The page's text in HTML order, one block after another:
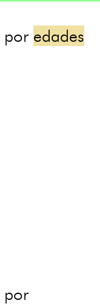
por edades
por